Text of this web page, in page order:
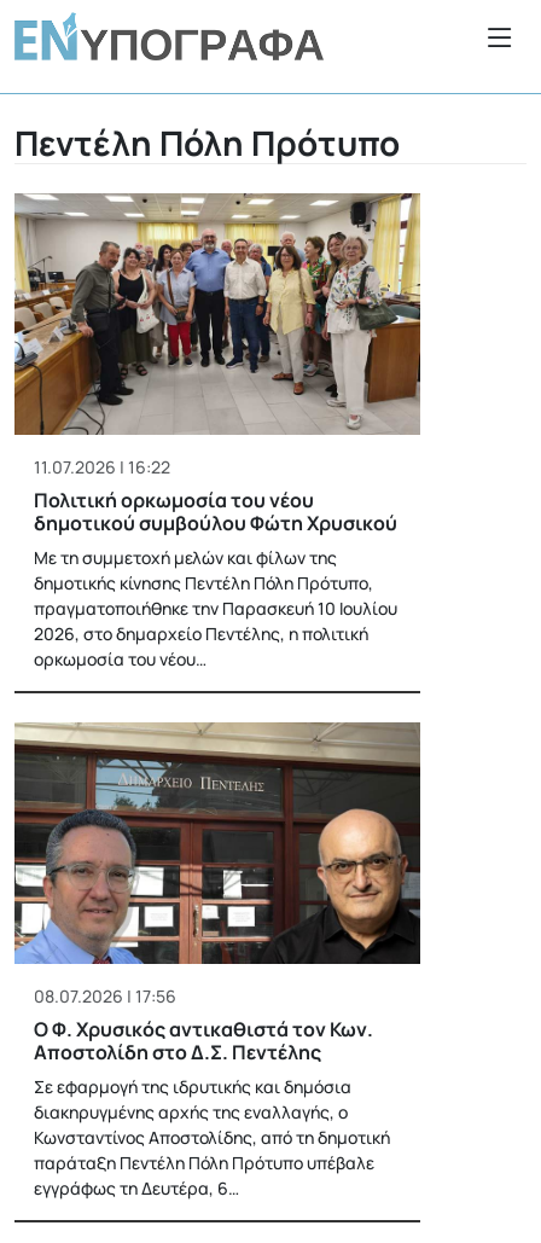
Πεντέλη Πόλη Πρότυπο
11.07.2026 | 16:22
Πολιτική ορκωμοσία του νέου
δημοτικού συμβούλου Φώτη Χρυσικού
Με τη συμμετοχή μελών και φίλων της
δημοτικής κίνησης Πεντέλη Πόλη Πρότυπο,
πραγματοποιήθηκε την Παρασκευή 10 Ιουλίου
2026, στο δημαρχείο Πεντέλης, η πολιτική
ορκωμοσία του νέου…
08.07.2026 | 17:56
Ο Φ. Χρυσικός αντικαθιστά τον Κων.
Αποστολίδη στο Δ.Σ. Πεντέλης
Σε εφαρμογή της ιδρυτικής και δημόσια
διακηρυγμένης αρχής της εναλλαγής, ο
Κωνσταντίνος Αποστολίδης, από τη δημοτική
παράταξη Πεντέλη Πόλη Πρότυπο υπέβαλε
εγγράφως τη Δευτέρα, 6…